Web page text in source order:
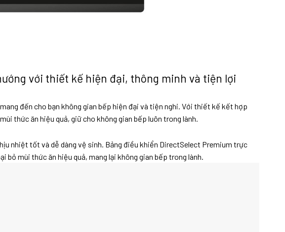
với thiết kế hiện đại, thông minh và tiện lợi
đến cho bạn không gian bếp hiện đại và tiện nghi. Với thiết kế kết hợp
thức ăn hiệu quả, giữ cho không gian bếp luôn trong lành.
nhiệt tốt và dễ dàng vệ sinh. Bảng điều khiển DirectSelect Premium trực
bỏ mùi thức ăn hiệu quả, mang lại không gian bếp trong lành.